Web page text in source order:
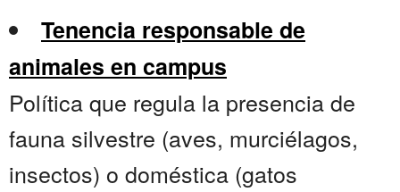
Tenencia responsable de
animales en campus
Política que regula la presencia de
fauna silvestre (aves, murciélagos,
insectos) o doméstica (gatos